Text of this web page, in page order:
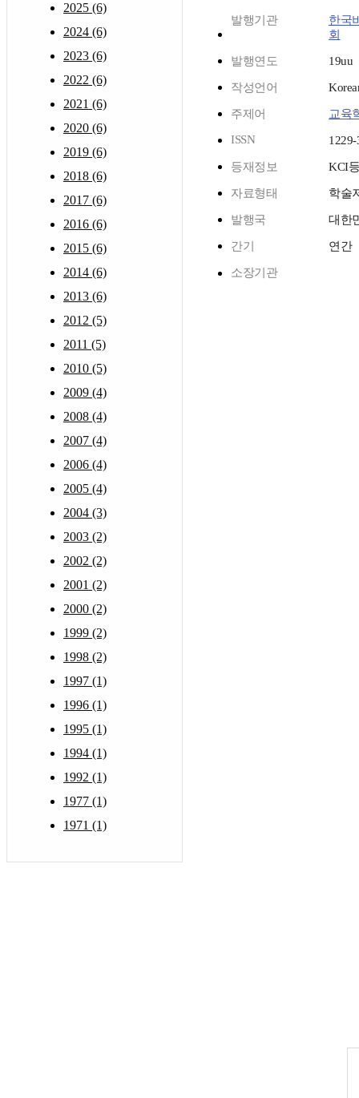
2025 (6)
2024 (6)
2023 (6)
2022 (6)
2021 (6)
2020 (6)
2019 (6)
2018 (6)
2017 (6)
2016 (6)
2015 (6)
2014 (6)
2013 (6)
2012 (5)
2011 (5)
2010 (5)
2009 (4)
2008 (4)
2007 (4)
2006 (4)
2005 (4)
2004 (3)
2003 (2)
2002 (2)
2001 (2)
2000 (2)
1999 (2)
1998 (2)
1997 (1)
1996 (1)
1995 (1)
1994 (1)
1992 (1)
1977 (1)
1971 (1)
발행기관
한국
회
발행연도 19uu
작성언어
주제어
교육
ISSN
1229-
등재정보 KCI
자료형태 학술
발행국 대한
간기 연간
소장기관